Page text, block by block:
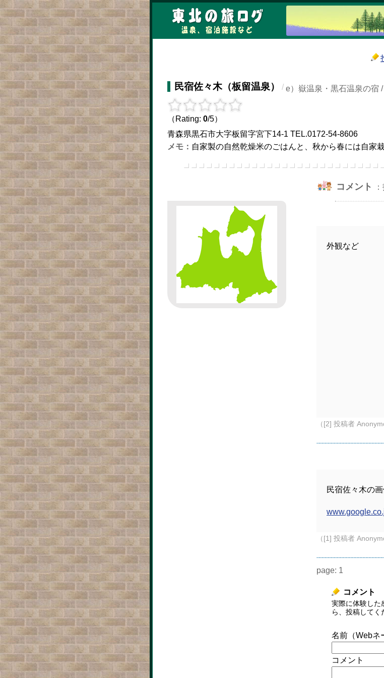
民宿佐々木（板留温泉） / e）嶽温泉・黒石温泉の宿
（Rating: 0/5）
青森県黒石市大字板留字宮下14-1 TEL.0172-54-8606
自家製の自然乾燥米のごはんと、秋から春には自家
コメント
外観など
（[2] 投稿者
民宿佐々木の画
（[1] 投稿者
page: 1
コメント
実際に体験した
ら、投稿してく
名前（Webネ
コメント